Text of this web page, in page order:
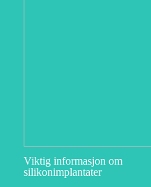
Viktig informasjon om
silikonimplantater